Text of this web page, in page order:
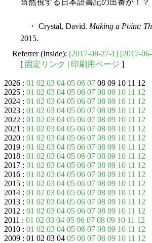
・ Crystal, David. Making a Point:
2015.
Referrer (Inside): [2017-08-27-1] [2017-
[ 固定リンク | 印刷用ページ ]
2026 : 01 02 03 04 05 06 07 08 09 10 11 12
2025 : 01 02 03 04 05 06 07 08 09 10 11 12
2024 : 01 02 03 04 05 06 07 08 09 10 11 12
2023 : 01 02 03 04 05 06 07 08 09 10 11 12
2022 : 01 02 03 04 05 06 07 08 09 10 11 12
2021 : 01 02 03 04 05 06 07 08 09 10 11 12
2020 : 01 02 03 04 05 06 07 08 09 10 11 12
2019 : 01 02 03 04 05 06 07 08 09 10 11 12
2018 : 01 02 03 04 05 06 07 08 09 10 11 12
2017 : 01 02 03 04 05 06 07 08 09 10 11 12
2016 : 01 02 03 04 05 06 07 08 09 10 11 12
2015 : 01 02 03 04 05 06 07 08 09 10 11 12
2014 : 01 02 03 04 05 06 07 08 09 10 11 12
2013 : 01 02 03 04 05 06 07 08 09 10 11 12
2012 : 01 02 03 04 05 06 07 08 09 10 11 12
2011 : 01 02 03 04 05 06 07 08 09 10 11 12
2010 : 01 02 03 04 05 06 07 08 09 10 11 12
2009 : 01 02 03 04 05 06 07 08 09 10 11 12